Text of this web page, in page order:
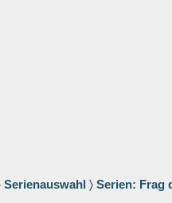
Serienauswahl 〉 Serien: Frag